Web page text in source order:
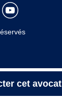
cet avocat